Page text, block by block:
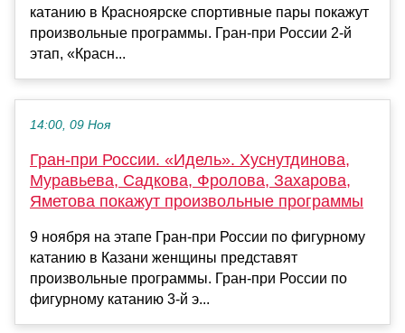
катанию в Красноярске спортивные пары покажут
произвольные программы. Гран-при России 2-й
этап, «Красн...
14:00, 09 Ноя
Гран-при России. «Идель». Хуснутдинова,
Муравьева, Садкова, Фролова, Захарова,
Яметова покажут произвольные программы
9 ноября на этапе Гран-при России по фигурному
катанию в Казани женщины представят
произвольные программы. Гран-при России по
фигурному катанию 3-й э...